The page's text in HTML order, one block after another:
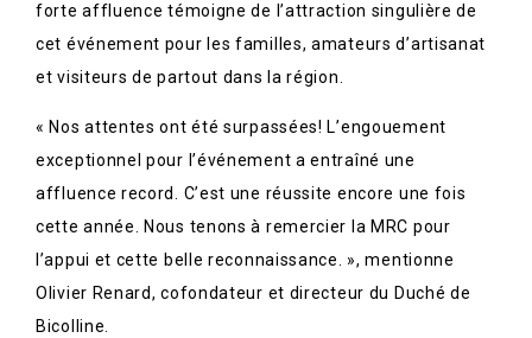
forte affluence témoigne de l’attraction singulière de
cet événement pour les familles, amateurs d’artisanat
et visiteurs de partout dans la région.
« Nos attentes ont été surpassées! L’engouement
exceptionnel pour l’événement a entraîné une
affluence record. C’est une réussite encore une fois
cette année. Nous tenons à remercier la MRC pour
l’appui et cette belle reconnaissance. », mentionne
Olivier Renard, cofondateur et directeur du Duché de
Bicolline.